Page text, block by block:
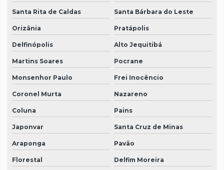
Santa Rita de Caldas Santa Bárbara do Leste
Orizânia Pratápolis
Delfinópolis Alto Jequitibá
Martins Soares Pocrane
Monsenhor Paulo Frei Inocêncio
Coronel Murta Nazareno
Coluna Pains
Japonvar Santa Cruz de Minas
Araponga Pavão
Florestal Delfim Moreira